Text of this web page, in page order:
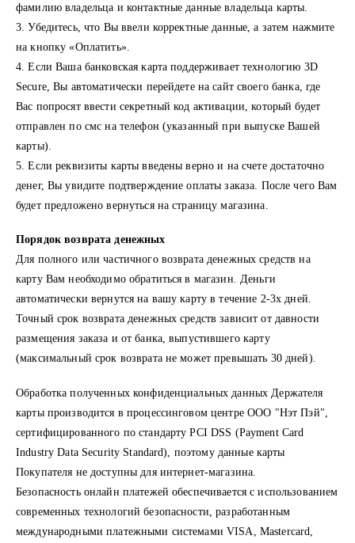
фамилию владельца и контактные данные владельца карты.
3. Убедитесь, что Вы ввели корректные данные, а затем нажмите
на кнопку «Оплатить».
4. Если Ваша банковская карта поддерживает технологию 3D
Secure, Вы автоматически перейдете на сайт своего банка, где
Вас попросят ввести секретный код активации, который будет
отправлен по смс на телефон (указанный при выпуске Вашей
карты).
5. Если реквизиты карты введены верно и на счете достаточно
денег, Вы увидите подтверждение оплаты заказа. После чего Вам
будет предложено вернуться на страницу магазина.
Порядок возврата денежных
Для полного или частичного возврата денежных средств на
карту Вам необходимо обратиться в магазин. Деньги
автоматически вернутся на вашу карту в течение 2-3х дней.
Точный срок возврата денежных средств зависит от давности
размещения заказа и от банка, выпустившего карту
(максимальный срок возврата не может превышать 30 дней).
Обработка полученных конфиденциальных данных Держателя
карты производится в процессинговом центре ООО "Нэт Пэй",
сертифицированного по стандарту PCI DSS (Payment Card
Industry Data Security Standard), поэтому данные карты
Покупателя не доступны для интернет-магазина.
Безопасность онлайн платежей обеспечивается с использованием
современных технологий безопасности, разработанным
международными платежными системами VISA, Masterсard,